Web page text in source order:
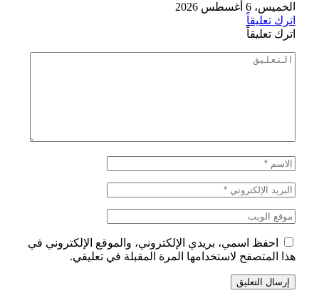
الخميس، 6 أغسطس 2026
اترك تعليقاً
اترك تعليقاً
احفظ اسمي، بريدي الإلكتروني، والموقع الإلكتروني في
هذا المتصفح لاستخدامها المرة المقبلة في تعليقي.